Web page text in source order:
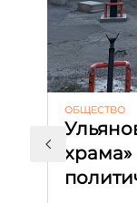
ОБЩЕСТВО